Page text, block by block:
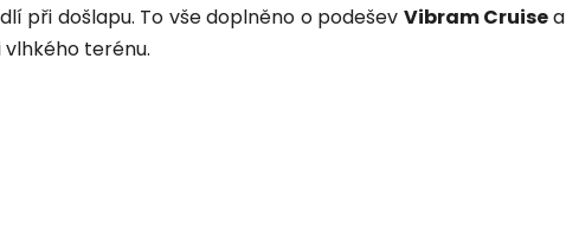
při došlapu. To vše doplněno o podešev Vibram Cruisea
vlhkého terénu.